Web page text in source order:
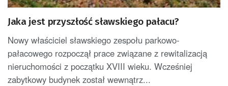
Jaka jest przyszłość sławskiego pałacu?
Nowy właściciel sławskiego zespołu parkowo-
pałacowego rozpoczął prace związane z rewitalizacją
nieruchomości z początku XVIII wieku. Wcześniej
zabytkowy budynek został wewnątrz...